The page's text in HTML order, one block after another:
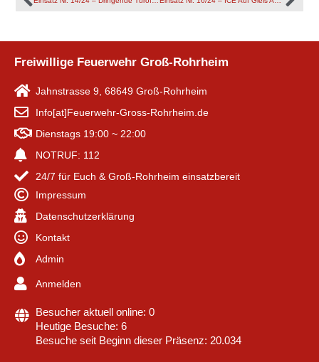
Freiwillige Feuerwehr Groß-Rohrheim
Jahnstrasse 9, 68649 Groß-Rohrheim
Info[at]Feuerwehr-Gross-Rohrheim.de
Dienstags 19:00 ~ 22:00
NOTRUF: 112
24/7 für Euch & Groß-Rohrheim einsatzbereit
Impressum
Datenschutzerklärung
Kontakt
Admin
Anmelden
Besucher aktuell online: 0
Heutige Besuche: 6
Besuche seit Beginn dieser Präsenz: 20.034